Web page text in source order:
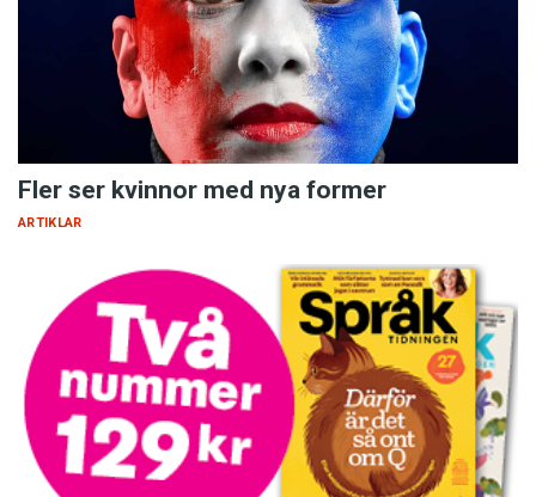
Fler ser kvinnor med nya former
ARTIKLAR